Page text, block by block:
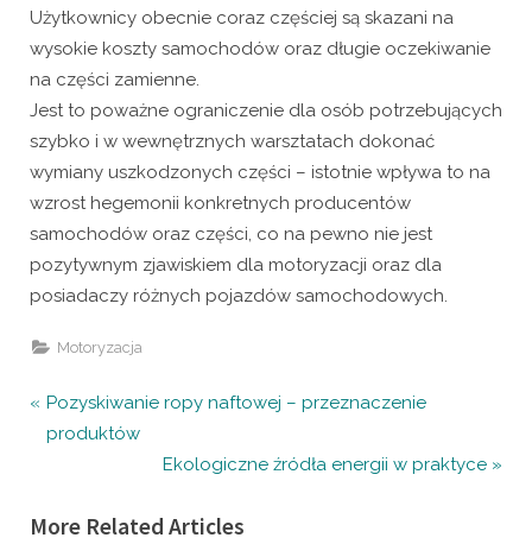
Użytkownicy obecnie coraz częściej są skazani na
wysokie koszty samochodów oraz długie oczekiwanie
na części zamienne.
Jest to poważne ograniczenie dla osób potrzebujących
szybko i w wewnętrznych warsztatach dokonać
wymiany uszkodzonych części – istotnie wpływa to na
wzrost hegemonii konkretnych producentów
samochodów oraz części, co na pewno nie jest
pozytywnym zjawiskiem dla motoryzacji oraz dla
posiadaczy różnych pojazdów samochodowych.
Motoryzacja
Nawigacja
P
r
i
Pozyskiwanie ropy naftowej – przeznaczenie
produktów
N
x
Ekologiczne źródła energii w praktyce
More Related Articles